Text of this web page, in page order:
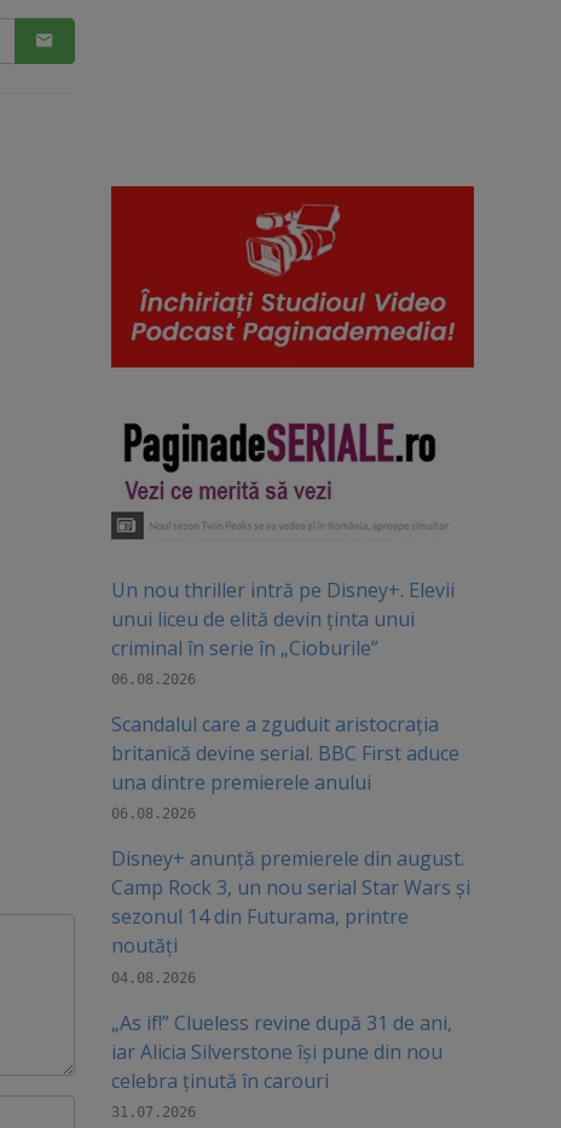
Un nou thriller intră pe Disney+. Elevii
unui liceu de elită devin ținta unui
criminal în serie în „Cioburile”
06.08.2026
Scandalul care a zguduit aristocrația
britanică devine serial. BBC First aduce
una dintre premierele anului
06.08.2026
Disney+ anunță premierele din august.
Camp Rock 3, un nou serial Star Wars și
sezonul 14 din Futurama, printre
noutăți
04.08.2026
„As if!” Clueless revine după 31 de ani,
iar Alicia Silverstone își pune din nou
celebra ținută în carouri
31.07.2026